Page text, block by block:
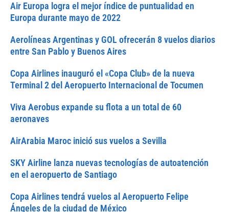
Air Europa logra el mejor índice de puntualidad en
Europa durante mayo de 2022
Aerolíneas Argentinas y GOL ofrecerán 8 vuelos diarios
entre San Pablo y Buenos Aires
Copa Airlines inauguró el «Copa Club» de la nueva
Terminal 2 del Aeropuerto Internacional de Tocumen
Viva Aerobus expande su flota a un total de 60
aeronaves
AirArabia Maroc inició sus vuelos a Sevilla
SKY Airline lanza nuevas tecnologías de autoatención
en el aeropuerto de Santiago
Copa Airlines tendrá vuelos al Aeropuerto Felipe
Ángeles de la ciudad de México